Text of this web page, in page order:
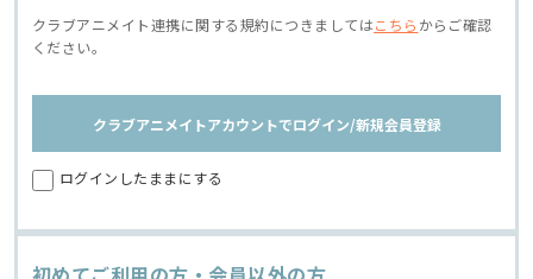
クラブアニメイト連携に関する規約につきましてはこちら からご確認
ください。
クラブアニメイトアカウントでログイン/新規会員登録
ログインしたままにする